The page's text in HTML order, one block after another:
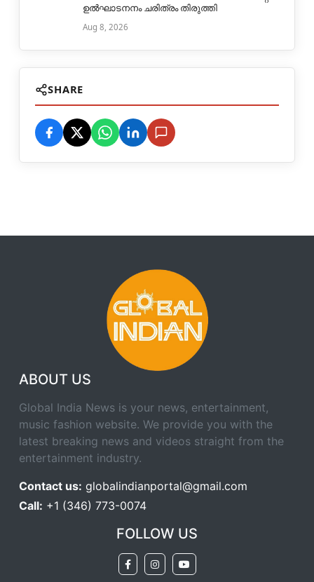
ഉൽഘാടനനം ചരിത്രം തിരുത്തി
Aug 8, 2026
SHARE
ABOUT US
Global India News is your news, entertainment,
music fashion website. We provide you with the
latest breaking news and videos straight from the
entertainment industry.
Contact us: globalindianportal@gmail.com
Call: +1 (346) 773-0074
FOLLOW US